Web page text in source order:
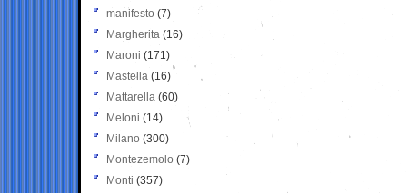
manifesto (7)
Margherita (16)
Maroni (171)
Mastella (16)
Mattarella (60)
Meloni (14)
Milano (300)
Montezemolo (7)
Monti (357)